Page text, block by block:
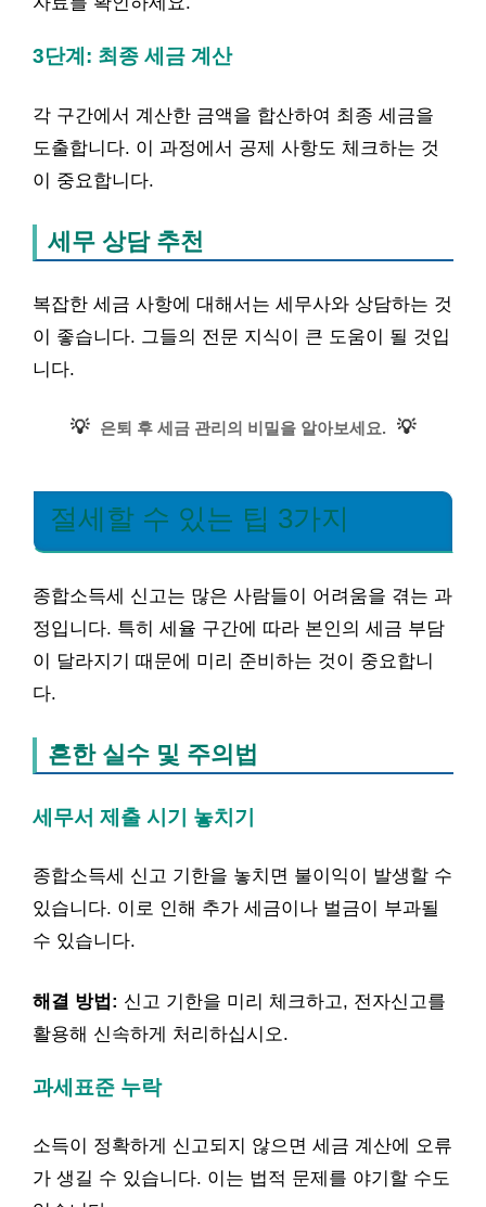
3단계: 최종 세금 계산
각 구간에서 계산한 금액을 합산하여 최종 세금을
도출합니다. 이 과정에서 공제 사항도 체크하는 것
이 중요합니다.
세무 상담 추천
복잡한 세금 사항에 대해서는 세무사와 상담하는 것
이 좋습니다. 그들의 전문 지식이 큰 도움이 될 것입
니다.
💡 은퇴 후 세금 관리의 비밀을 알아보세요. 💡
절세할 수 있는 팁 3가지
종합소득세 신고는 많은 사람들이 어려움을 겪는 과
정입니다. 특히 세율 구간에 따라 본인의 세금 부담
이 달라지기 때문에 미리 준비하는 것이 중요합니
다.
흔한 실수 및 주의법
세무서 제출 시기 놓치기
종합소득세 신고 기한을 놓치면 불이익이 발생할 수
있습니다. 이로 인해 추가 세금이나 벌금이 부과될
수 있습니다.
해결 방법: 신고 기한을 미리 체크하고, 전자신고를
활용해 신속하게 처리하십시오.
과세표준 누락
소득이 정확하게 신고되지 않으면 세금 계산에 오류
가 생길 수 있습니다. 이는 법적 문제를 야기할 수도